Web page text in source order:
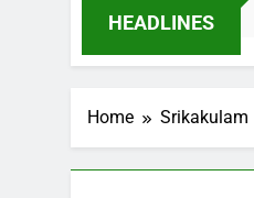
HEADLINES
Home Srikakulam